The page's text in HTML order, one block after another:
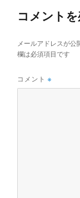
コメント
メールアドレスが公
欄は必須項目です
コメント※